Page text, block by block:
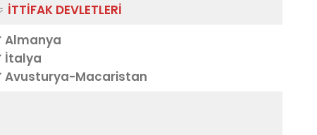
İTTİFAK DEVLETLERİ
Almanya
İtalya
Avusturya-Macaristan